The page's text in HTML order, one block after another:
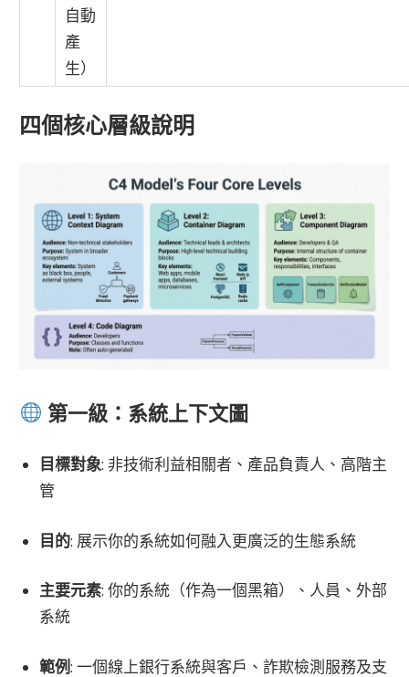
自動
產
生）
四個核心層級說明
第一級：系統上下文圖
目標對象: 非技術利益相關者、產品負責人、高階主
管
目的: 展示你的系統如何融入更廣泛的生態系統
主要元素: 你的系統（作為一個黑箱）、人員、外部
系統
範例: 一個線上銀行系統與客戶、詐欺檢測服務及支